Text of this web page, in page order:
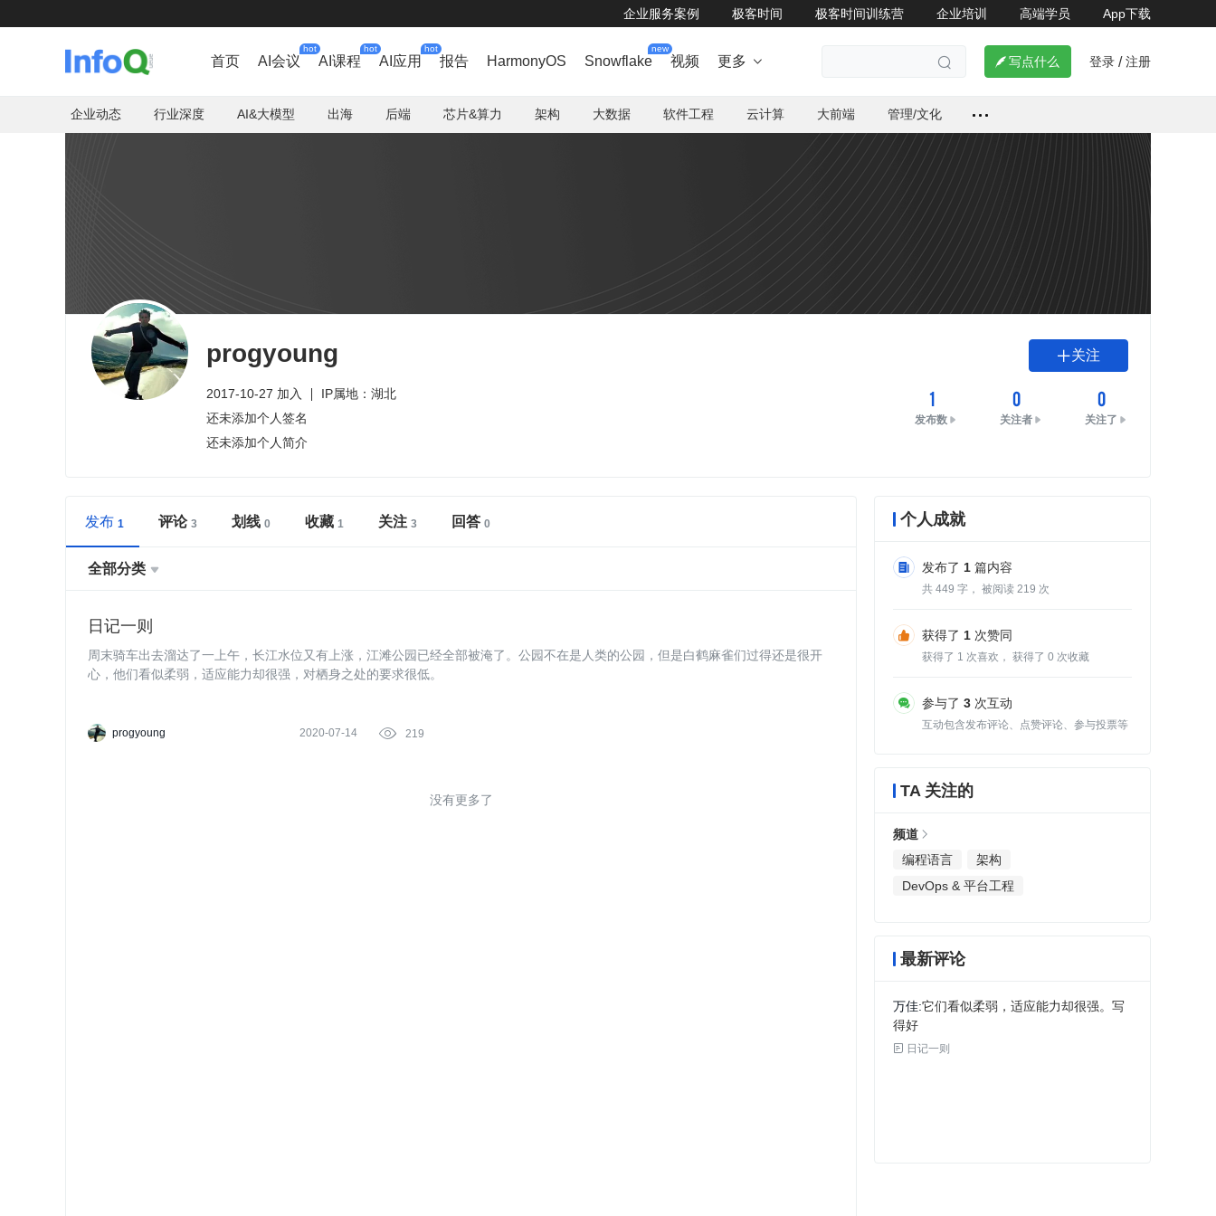
企业服务案例 极客时间 极客时间训练营 企业培训 高端学员 App下载
首页 AI会议
hot
AI课程
hot
AI应用
hot
报告 HarmonyOS Snowflake
new
视频 更多    写点什么 登录 / 注册
企业动态 行业深度 AI&大模型 出海 后端 芯片&算力 架构 大数据 软件工程 云计算 大前端 管理/文化
progyoung
2017-10-27 加入
IP属地：湖北
还未添加个人签名
还未添加个人简介
关注
1
发布数
0
关注者
0
关注了
发布 评论 划线 收藏 关注 回答
全部分类 
日记一则
周末骑车出去溜达了一上午，长江水位又有上涨，江滩公园已经全部被淹了。公园不在是人类的公园，但是白鹤麻雀们过得还是很开
心，他们看似柔弱，适应能力却很强，对栖身之处的要求很低。
progyoung 2020-07-14  219
没有更多了
个人成就
发布了 1 篇内容
共 449 字， 被阅读 219 次
获得了 1 次赞同
获得了 1 次喜欢， 获得了 0 次收藏
参与了 3 次互动
互动包含发布评论、点赞评论、参与投票等
TA 关注的
频道
编程语言
架构
DevOps & 平台工程
最新评论
万佳 它们看似柔弱，适应能力却很强。写
得好
 日记一则